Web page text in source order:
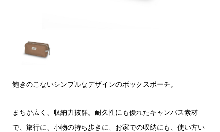
飽きのこないシンプルなデザインのボックスポーチ。
まちが広く、収納力抜群。耐久性にも優れたキャンバス素材
で、旅行に、小物の持ち歩きに、お家での収納にも、使い方い